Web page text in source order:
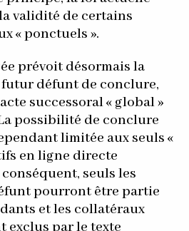
validité de certains
« ponctuels ».
prévoit désormais la
défunt de conclure,
successoral « global »
possibilité de conclure
limitée aux seuls «
en ligne directe
seuls les
pourront être partie
et les collatéraux
exclus par le texte